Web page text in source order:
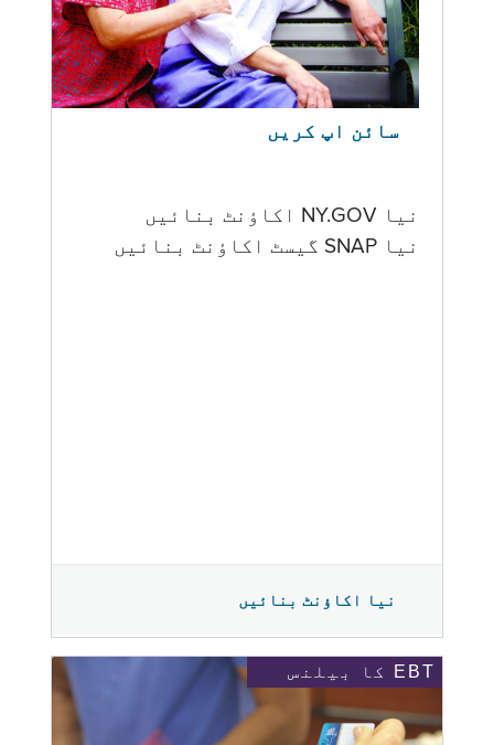
سائن اپ کریں
نیا NY.GOV اکاؤنٹ بنائیں
نیا SNAP گیسٹ اکاؤنٹ بنائیں
نیا اکاؤنٹ بنائیں
EBT کا بیلنس